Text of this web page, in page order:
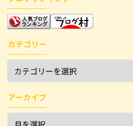
カテゴリー
アーカイブ